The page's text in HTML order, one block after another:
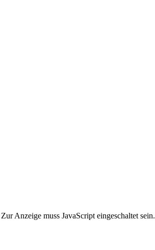
Anzeige muss JavaScript eingeschaltet sein.